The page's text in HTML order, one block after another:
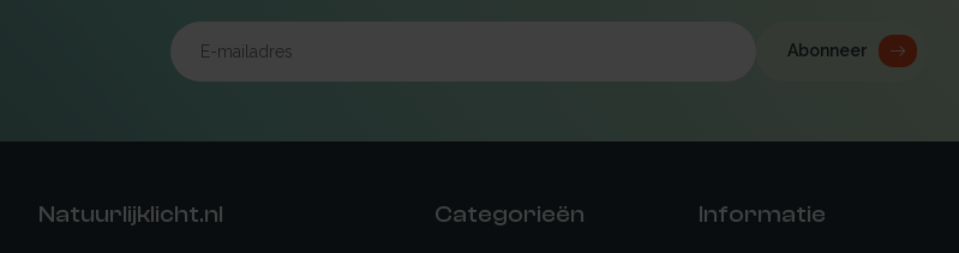
Abonneer
Natuurlijklicht.nl Categorieën Informatie